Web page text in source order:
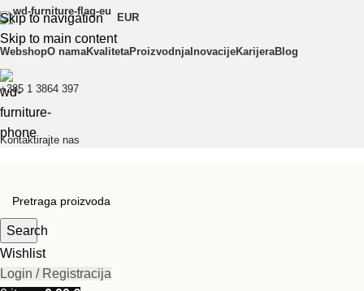
Skip to navigation
Skip to main content
EUR
WebshopO namaKvalitetaProizvodnjaInovacijeKarijeraBlog
+385 1 3864 397
Kontaktirajte nas
Search
Wishlist
Login / Registracija